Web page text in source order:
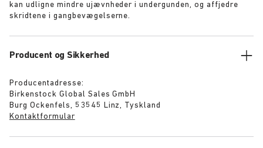
kan udligne mindre ujævnheder i undergunden, og affjedre
skridtene i gangbevægelserne.
Producent og Sikkerhed
Producentadresse:
Birkenstock Global Sales GmbH
Burg Ockenfels, 53545 Linz, Tyskland
Kontaktformular